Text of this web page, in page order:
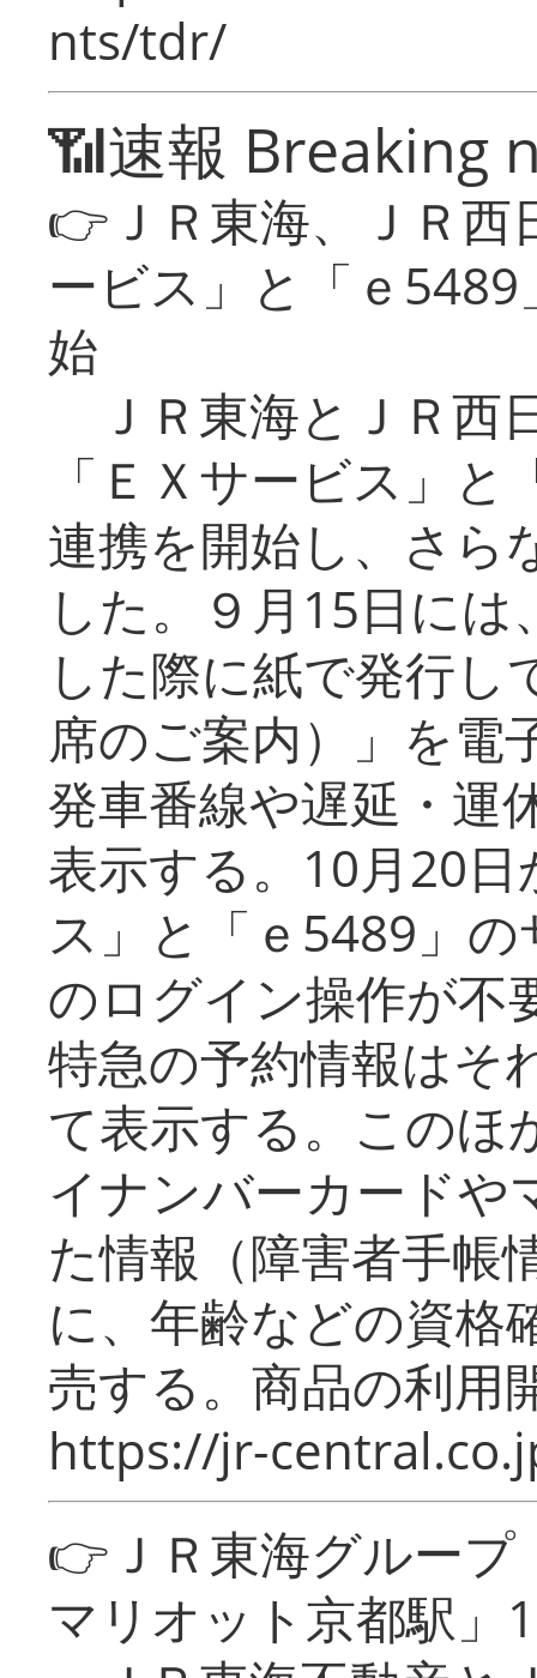
nts/tdr/
📶速報 Breaking
👉ＪＲ東海、ＪＲ
ービス」と「ｅ
始
ＪＲ東海とＪＲ西
「ＥＸサービス」
連携を開始し、さら
した。９月15日に
した際に紙で発行し
席のご案内）」を電
発車番線や遅延・運
表示する。10月20
ス」と「ｅ5489」
のログイン操作が不
特急の予約情報はそ
て表示する。このほ
イナンバーカードや
た情報（障害者手帳
に、年齢などの資格
売する。商品の利用
https://jr-
👉ＪＲ東海グルー
マリオット京都駅」